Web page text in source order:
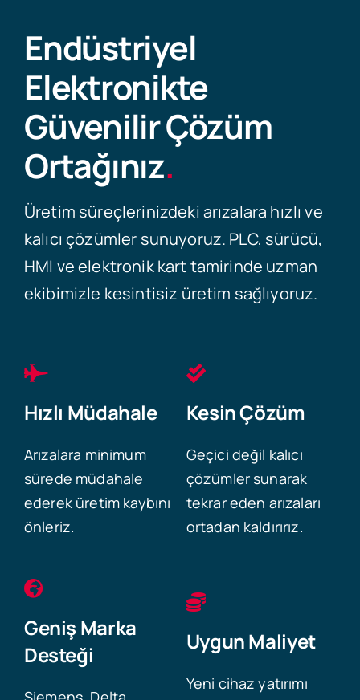
Endüstriyel
Elektronikte
Güvenilir Çözüm
Ortağınız.
Üretim süreçlerinizdeki arızalara hızlı ve
kalıcı çözümler sunuyoruz. PLC, sürücü,
HMI ve elektronik kart tamirinde uzman
ekibimizle kesintisiz üretim sağlıyoruz.
Hızlı Müdahale
Arızalara minimum
sürede müdahale
ederek üretim kaybını
önleriz.
Kesin Çözüm
Geçici değil kalıcı
çözümler sunarak
tekrar eden arızaları
ortadan kaldırırız.
Geniş Marka
Desteği
Uygun Maliyet
Yeni cihaz yatırımı